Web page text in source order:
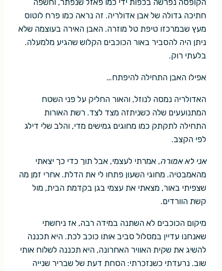
הקופסה נפרשה בכפות ידי כמו פאזל שנפתר, וחשפה
חתיכה גדולה של אבן אדולריה. זה נראה כמו פרח לוטוס
מעץ שבמרכזו טיפת טל מוזרה. האבן האירה בעוצמה שלא
ניתן היה להסביר באור הכוכבים הקלוש שהגיע מלמעלה.
בלעתי רוק.
אפילו האבן התחילה להיפתח…
האדולריה נמסה לנוזל, והאור החליק על פני השטח
המתנועעים שלה כשניתזה מצד לצד. רשת האורות
התחילה לתקתק כמו מחוגים גמישים מדי, והלב שלי דילג
לפי הקצב.
אני לא אמורה, אמרתי לעצמי, אבל תוך כדי כך יצאתי
מהאמבטיה. מחוגי השעון פתחו לי את הדלת. אחרי זמן מה
שצפיתי באור, מצאתי את עצמי בגן בקדמת הבית, מול
קשת הוורדים.
מיקום הכוכבים לא השתנה במידה רבה, אז ניחשתי
שאנחנו עדיין במסלול סביב אותו כוכב לכת. היא תכננה
להשיג את שקית האוויר האחרונה, היא תכננה לשלוח אותי
שוב. נרעדתי כשנזכרתי: הסחת דעת של שבריר שנייה